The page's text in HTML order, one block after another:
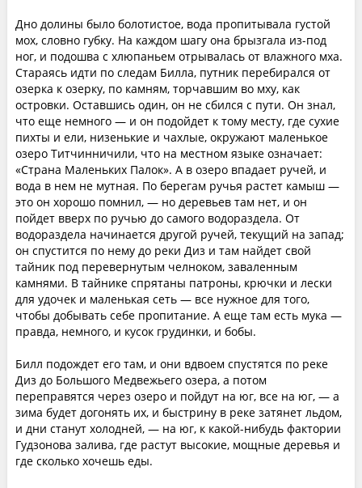
Дно долины было болотистое, вода пропитывала густой
мох, словно губку. На каждом шагу она брызгала из-под
ног, и подошва с хлюпаньем отрывалась от влажного мха.
Стараясь идти по следам Билла, путник перебирался от
озерка к озерку, по камням, торчавшим во мху, как
островки. Оставшись один, он не сбился с пути. Он знал,
что еще немного — и он подойдет к тому месту, где сухие
пихты и ели, низенькие и чахлые, окружают маленькое
озеро Титчинничили, что на местном языке означает:
«Страна Маленьких Палок». А в озеро впадает ручей, и
вода в нем не мутная. По берегам ручья растет камыш —
это он хорошо помнил, — но деревьев там нет, и он
пойдет вверх по ручью до самого водораздела. От
водораздела начинается другой ручей, текущий на запад;
он спустится по нему до реки Диз и там найдет свой
тайник под перевернутым челноком, заваленным
камнями. В тайнике спрятаны патроны, крючки и лески
для удочек и маленькая сеть — все нужное для того,
чтобы добывать себе пропитание. А еще там есть мука —
правда, немного, и кусок грудинки, и бобы.
Билл подождет его там, и они вдвоем спустятся по реке
Диз до Большого Медвежьего озера, а потом
переправятся через озеро и пойдут на юг, все на юг, — а
зима будет догонять их, и быстрину в реке затянет льдом,
и дни станут холодней, — на юг, к какой-нибудь фактории
Гудзонова залива, где растут высокие, мощные деревья и
где сколько хочешь еды.